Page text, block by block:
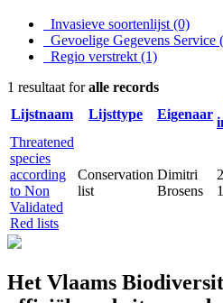
Invasieve soortenlijst (0)
Gevoelige Gegevens Service
Regio verstrekt (1)
1 resultaat foralle records
Lijstnaam
Lijsttype Eigenaar
Threatened
species
according
to Non
Validated
Red lists
Conservation
list
Dimitri
Brosens
Het Vlaams